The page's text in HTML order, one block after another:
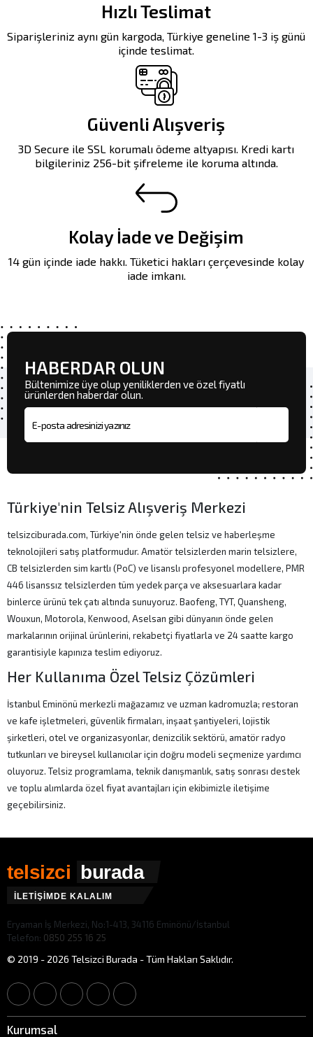
Hızlı Teslimat
Siparişleriniz aynı gün kargoda, Türkiye geneline 1-3 iş günü
içinde teslimat.
Güvenli Alışveriş
3D Secure ile SSL korumalı ödeme altyapısı. Kredi kartı
bilgileriniz 256-bit şifreleme ile koruma altında.
Kolay İade ve Değişim
14 gün içinde iade hakkı. Tüketici hakları çerçevesinde kolay
iade imkanı.
HABERDAR OLUN
Bültenimize üye olup yeniliklerden ve özel fiyatlı
ürünlerden haberdar olun.
E-posta adresi
Türkiye'nin Telsiz Alışveriş Merkezi
telsizciburada.com, Türkiye'nin önde gelen telsiz ve haberleşme
teknolojileri satış platformudur. Amatör telsizlerden marin telsizlere,
CB telsizlerden sim kartlı (PoC) ve lisanslı profesyonel modellere, PMR
446 lisanssız telsizlerden tüm yedek parça ve aksesuarlara kadar
binlerce ürünü tek çatı altında sunuyoruz. Baofeng, TYT, Quansheng,
Wouxun, Motorola, Kenwood, Aselsan gibi dünyanın önde gelen
markalarının orijinal ürünlerini, rekabetçi fiyatlarla ve 24 saatte kargo
garantisiyle kapınıza teslim ediyoruz.
Her Kullanıma Özel Telsiz Çözümleri
İstanbul Eminönü merkezli mağazamız ve uzman kadromuzla; restoran
ve kafe işletmeleri, güvenlik firmaları, inşaat şantiyeleri, lojistik
şirketleri, otel ve organizasyonlar, denizcilik sektörü, amatör radyo
tutkunları ve bireysel kullanıcılar için doğru modeli seçmenize yardımcı
oluyoruz. Telsiz programlama, teknik danışmanlık, satış sonrası destek
ve toplu alımlarda özel fiyat avantajları için ekibimizle iletişime
geçebilirsiniz.
telsizci burada
İLETİŞİMDE KALALIM
Eryaman İş Merkezi, No:1-413, 34116 Eminönü/İstanbul
Telefon: 0850 255 16 25
© 2019 - 2026 Telsizci Burada - Tüm Hakları Saklıdır.
Kurumsal